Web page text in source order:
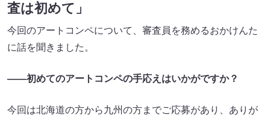
査は初めて」
今回のアートコンペについて、審査員を務めるおかけんた
に話を聞きました。
——初めてのアートコンペの手応えはいかがですか？
今回は北海道の方から九州の方までご応募があり、ありが